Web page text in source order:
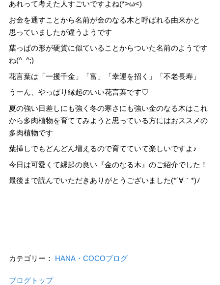
あれって考えた人すごいですよね(*>ω<)
お金を通すことから名前が金のなる木と呼ばれる由来かと
思っていましたが違うようです
葉っぱの形が硬貨に似ていることからついた名前のようです
ね(^_^;)
花言葉は「一攫千金」「富」「幸運を招く」「不老長寿」
うーん、やっぱり縁起のいい花言葉です♡
夏の強い日差しにも強く冬の寒さにも強い金のなる木はこれ
から多肉植物を育ててみようと思っている方にはおススメの
多肉植物です
葉挿しでもどんどん増えるので育てていて楽しいですよ♪
今日は可愛くて縁起の良い『金のなる木』のご紹介でした！
最後まで読んでいただきありがとうございました(*´∀｀*)ﾉ
カテゴリー： HANA・COCOブログ
ブログトップ